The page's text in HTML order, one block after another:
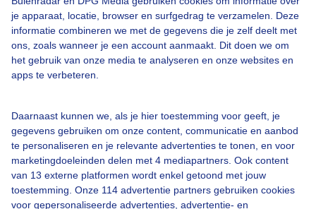
je apparaat, locatie, browser en surfgedrag te verzamelen. Deze
informatie combineren we met de gegevens die je zelf deelt met
ons, zoals wanneer je een account aanmaakt. Dit doen we om
het gebruik van onze media te analyseren en onze websites en
apps te verbeteren.
Daarnaast kunnen we, als je hier toestemming voor geeft, je
gegevens gebruiken om onze content, communicatie en aanbod
te personaliseren en je relevante advertenties te tonen, en voor
marketingdoeleinden delen met 4 mediapartners. Ook content
van 13 externe platformen wordt enkel getoond met jouw
toestemming. Onze 114 advertentie partners gebruiken cookies
voor gepersonaliseerde advertenties, advertentie- en
Veelgestelde vragen
Contact
Toegankelijkheid
Buienradar Team
Privacy beleid
Cookie beleid
Privacy instellingen